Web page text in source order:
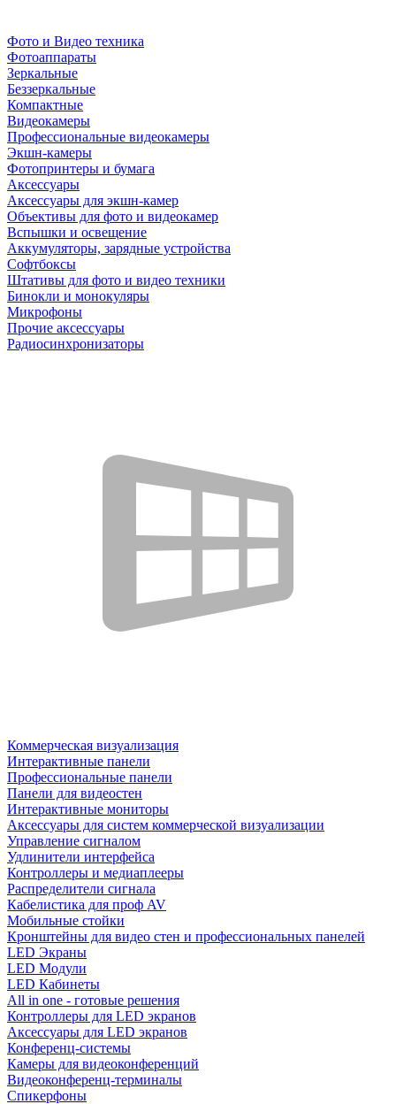
Фото и Видео техника
Фотоаппараты
Зеркальные
Беззеркальные
Компактные
Видеокамеры
Профессиональные видеокамеры
Экшн-камеры
Фотопринтеры и бумага
Аксессуары
Аксессуары для экшн-камер
Объективы для фото и видеокамер
Вспышки и освещение
Аккумуляторы, зарядные устройства
Софтбоксы
Штативы для фото и видео техники
Бинокли и монокуляры
Микрофоны
Прочие аксессуары
Радиосинхронизаторы
Коммерческая визуализация
Интерактивные панели
Профессиональные панели
Панели для видеостен
Интерактивные мониторы
Аксессуары для систем коммерческой визуализации
Управление сигналом
Удлинители интерфейса
Контроллеры и медиаплееры
Распределители сигнала
Кабелистика для проф AV
Мобильные стойки
Кронштейны для видео стен и профессиональных панелей
LED Экраны
LED Модули
LED Кабинеты
All in one - готовые решения
Контроллеры для LED экранов
Аксессуары для LED экранов
Конференц-системы
Камеры для видеоконференций
Видеоконференц-терминалы
Спикерфоны